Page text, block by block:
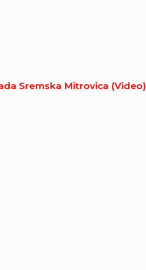
Sremska Mitrovica (Video)